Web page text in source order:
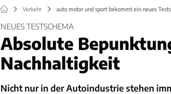
Verkehr auto motor und sport bekommt ein neues
NEUES TESTSCHEMA
Absolute
Nachhaltigkeit
Nicht nur in der Autoindustrie stehen